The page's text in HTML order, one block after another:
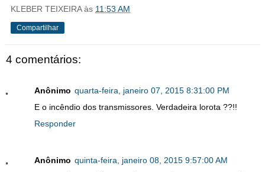
KLEBER TEIXEIRA às 11:53 AM
Compartilhar
4 comentários:
Anônimo quarta-feira, janeiro 07, 2015 8:31:00 PM
E o incêndio dos transmissores. Verdadeira lorota ??!!
Responder
Anônimo quinta-feira, janeiro 08, 2015 9:57:00 AM